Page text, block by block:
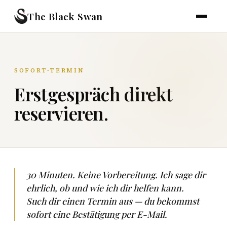
The Black Swan
SOFORT-TERMIN
Erstgespräch direkt
reservieren.
30 Minuten. Keine Vorbereitung. Ich sage dir
ehrlich, ob und wie ich dir helfen kann.
Such dir einen Termin aus — du bekommst
sofort eine Bestätigung per E-Mail.